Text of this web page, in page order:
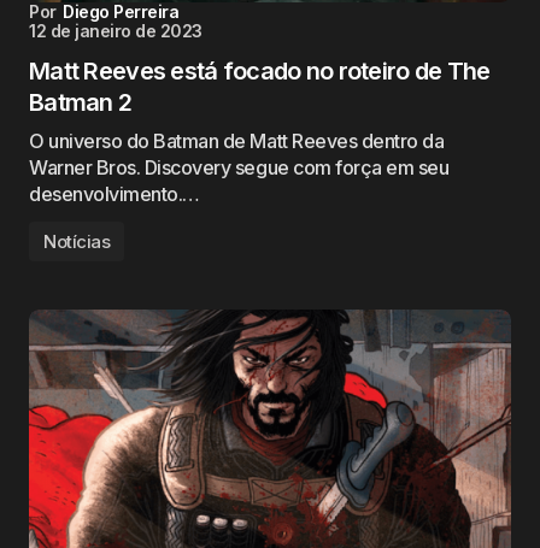
Por Diego Perreira
12 de janeiro de 2023
Matt Reeves está focado no roteiro de The
Batman 2
O universo do Batman de Matt Reeves dentro da
Warner Bros. Discovery segue com força em seu
desenvolvimento.…
Notícias